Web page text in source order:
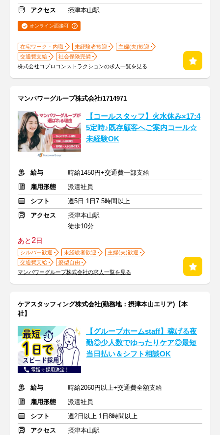
アクセス
摂津本山駅
オンライン面接可
在宅ワーク・内職 未経験者歓迎
主婦(夫)歓迎
交通費支給
社会保険完備
株式会社コプロコンストラクションの求人一覧を見る
マンパワーグループ株式会社/1714971
【コールスタッフ】火水休み×17:4
5定時♪既存顧客へご案内コール☆
未経験OK
給与
時給1450円+交通費一部支給
雇用形態
派遣社員
シフト
週5日 1日7.5時間以上
アクセス
摂津本山駅
徒歩10分
あと2日
シルバー歓迎 未経験者歓迎
主婦(夫)歓迎
交通費支給
髪型自由
マンパワーグループ株式会社の求人一覧を見る
ケアスタッフィング株式会社(勤務地：摂津本山エリア)【本
社】
【グループホームstaff】稼げる夜
勤◎少人数でゆったりケア◎最短
当日払い＆シフト相談OK
給与
時給2060円以上+交通費全額支給
雇用形態
派遣社員
シフト
週2日以上 1日8時間以上
アクセス
摂津本山駅